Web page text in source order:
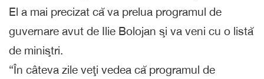
El a mai precizat că va prelua programul de
guvernare avut de Ilie Bolojan şi va veni cu o listă
de miniştri.
“În câteva zile veţi vedea că programul de